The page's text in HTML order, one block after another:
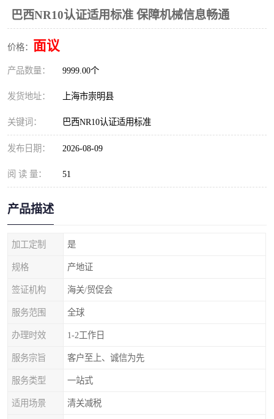
巴西NR10认证适用标准 保障机械信息畅通
价格： 面议
产品数量： 9999.00个
发货地址： 上海市崇明县
关键词： 巴西NR10认证适用标准
发布日期： 2026-08-09
阅 读 量： 51
产品描述
加工定制 是
规格 产地证
签证机构 海关/贸促会
服务范围 全球
办理时效 1-2工作日
服务宗旨 客户至上、诚信为先
服务类型 一站式
适用场景 清关减税